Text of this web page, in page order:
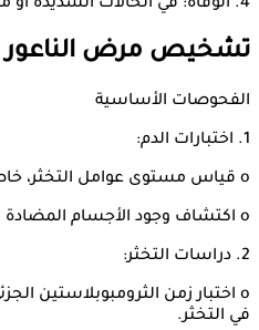
4. الوفاة: في الحالات الشديدة أو مع النزيف الدماغي غير المعالج.
تشخيص مرض
الفحوصات الأساسية
1. اختبارات الدم:
o قياس مستوى عوامل التخثر، خاصة العامل الثامن.
o اكتشاف وجود الأجسام المضادة الذاتية.
2. دراسات التخثر:
في التخثر.